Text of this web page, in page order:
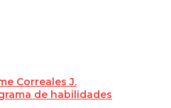
Correales J.
de habilidades